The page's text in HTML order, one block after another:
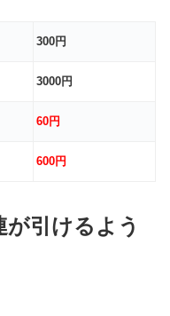
300円
3000円
60円
600円
が引けるよう